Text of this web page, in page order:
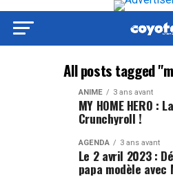
All posts tagged
ANIME 3 ans avant
MY HOME HERO :
Crunchyroll !
AGENDA 3 ans avant
Le 2 avril 2023 :
papa modèle avec